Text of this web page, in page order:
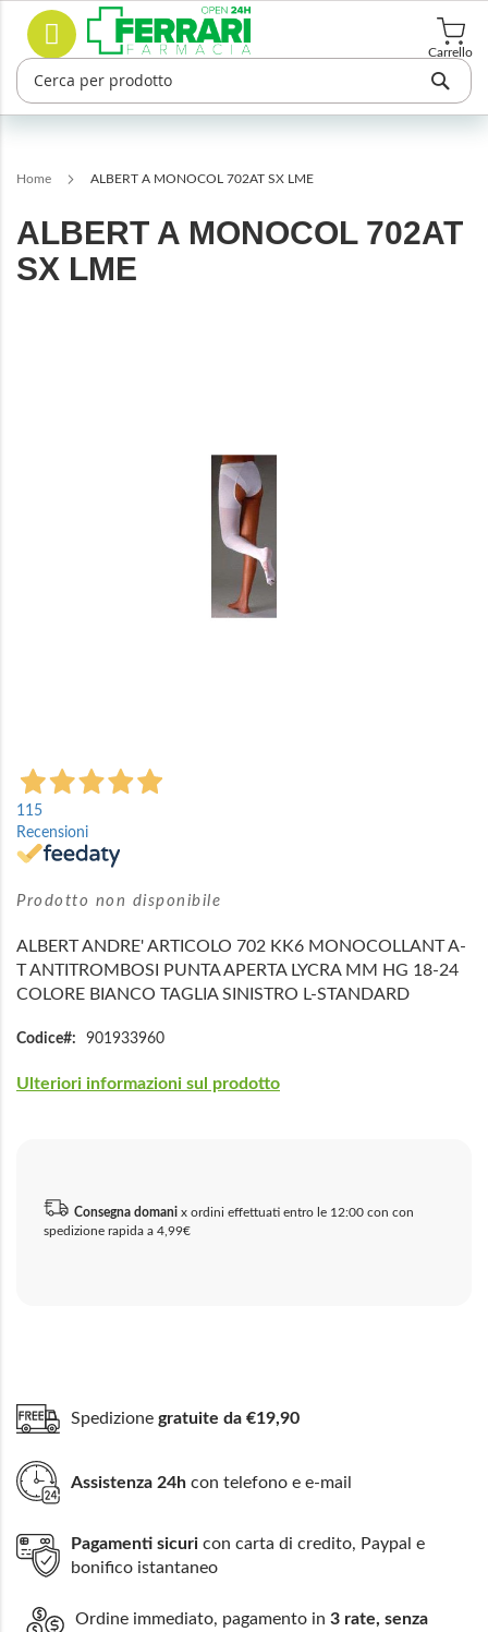
Salta
contenuto
Carrello
Cerca
Home ALBERT A MONOCOL 702AT SX LME
ALBERT A MONOCOL 702AT
SX LME
Vai
all'inizio
della
galleria
di
115
Recensioni
Prodotto non disponibile
ALBERT ANDRE' ARTICOLO 702 KK6 MONOCOLLANT A-
T ANTITROMBOSI PUNTA APERTA LYCRA MM HG 18-24
COLORE BIANCO TAGLIA SINISTRO L-STANDARD
Codice 901933960
Ulteriori informazioni sul prodotto
Consegna domani x ordini effettuati entro le 12:00 con con
spedizione rapida a 4,99€
Spedizione gratuite da €19,90
Assistenza 24h con telefono e e-mail
Pagamenti sicuri con carta di credito, Paypal e
bonifico istantaneo
Ordine immediato, pagamento in 3 rate, senza